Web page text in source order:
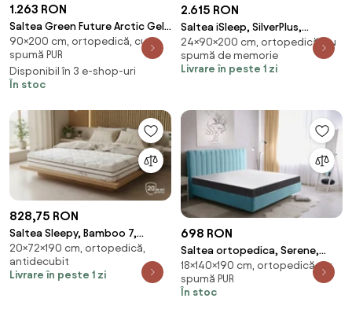
1.263 RON
Saltea Green Future Arctic Gel
Memory 14 + 5, 90x200 cm, H 21
cm, 7 zone de confort,
Anatomica, Ortopedica
90×200 cm, ortopedică, cu
spumă PUR
Disponibil în 3 e-shop-uri
În stoc
2.615 RON
Saltea iSleep, SilverPlus,
90x200x24, Moale-medie
24×90×200 cm, ortopedică, cu
spumă de memorie
Livrare în peste 1 zi
828,75 RON
Saltea Sleepy, Bamboo 7,
72x190x20, Medie-tare
20×72×190 cm, ortopedică,
antidecubit
Livrare în peste 1 zi
698 RON
Saltea ortopedica, Serene,
Dual Confort, 140x190x18 cm,
reversibila, fermitate
medie/ferma
18×140×190 cm, ortopedică, cu
spumă PUR
În stoc